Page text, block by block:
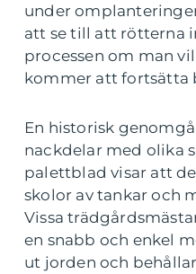
under
att se till att rötterna
processen om man
kommer att fortsätta
En historisk
nackdelar med olika
palettblad visar att
skolor av tankar och
Vissa
en snabb och enkel
ut jorden och